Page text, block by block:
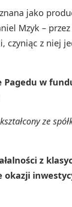
jako
Mzyk –
czyniąc z niej
Pagedu w
ze
z
okazji